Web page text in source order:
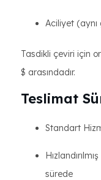
Aciliyet
Tasdikli çeviri için
$ arasındadır.
Teslimat
Standart
sürede